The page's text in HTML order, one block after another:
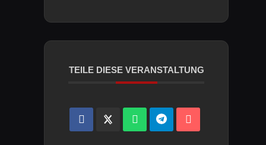
TEILE DIESE VERANSTALTUNG